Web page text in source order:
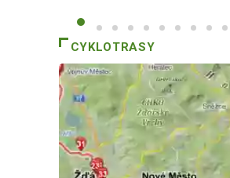
CYKLOTRASY